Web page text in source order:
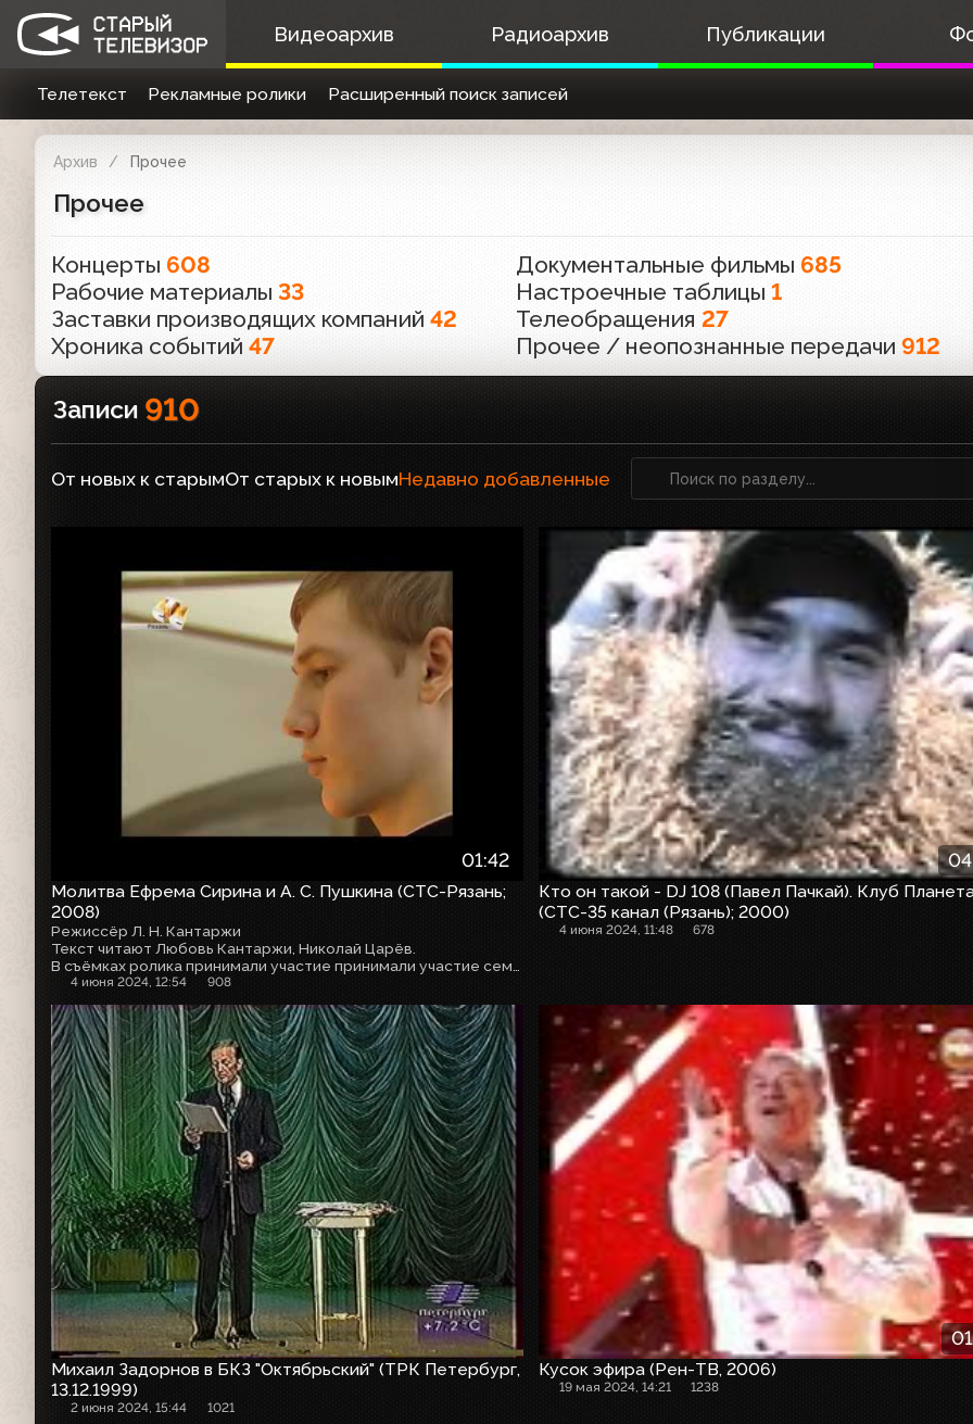
Видеоархив Радиоархив Публикации
Телетекст Рекламные ролики Расширенный поиск записей
Архив Прочее
Прочее
Концерты 608 Документальные фильмы 685
Рабочие материалы 33 Настроечные таблицы1
Заставки производящих компаний 42 Телеобращения27
Хроника событий 47 Прочее / неопознанные передачи912
Записи 910
От новых к старымОт старых к новымНедавно добавленные
01:42
Молитва Ефрема Сирина и А. С. Пушкина (СТС-Рязань;
2008)
Режиссёр Л. Н. Кантаржи
Текст читают Любовь Кантаржи, Николай Царёв.
4 июня 2024, 12:54 908
Кто он такой - DJ 108 (Павел Пачкай). Клуб
(СТС-35 канал (Рязань); 2000)
4 июня 2024, 11:48 678
Михаил Задорнов в БКЗ "Октябрьский" (ТРК Петербург,
13.12.1999)
2 июня 2024, 15:44 1021
Кусок эфира (Рен-ТВ, 2006)
19 мая 2024, 14:21 1238